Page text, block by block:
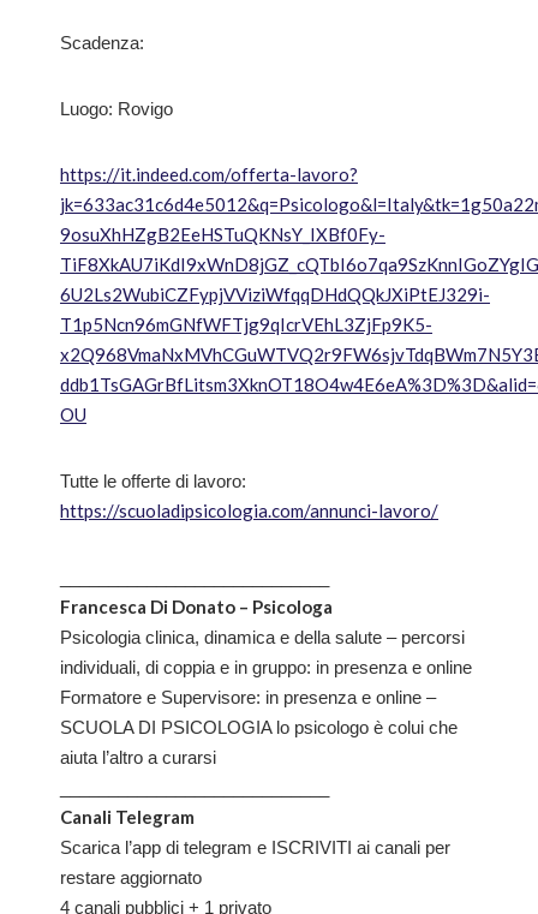
Scadenza:
Luogo: Rovigo
https://it.indeed.com/offerta-lavoro?
9osuXhHZgB2EeHSTuQKNsY_IXBf0Fy-
6U2Ls2WubiCZFypjVViziWfqqDHdQQkJXiPtEJ329i-
T1p5Ncn96mGNfWFTjg9qIcrVEhL3ZjFp9K5-
OU
Tutte le offerte di lavoro:
https://scuoladipsicologia.com/annunci-lavoro/
Francesca Di Donato – Psicologa
Psicologia clinica, dinamica e della salute – percorsi
individuali, di coppia e in gruppo: in presenza e online
Formatore e Supervisore: in presenza e online –
SCUOLA DI PSICOLOGIA lo psicologo è colui che
aiuta l’altro a curarsi
Canali Telegram
Scarica l’app di telegram e ISCRIVITI ai canali per
restare aggiornato
4 canali pubblici + 1 privato